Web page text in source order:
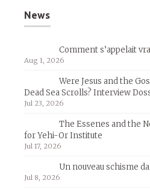
News
Comment s’appelait
Aug 1, 2026
Were Jesus and the
Dead Sea Scrolls? Interview
Jul 23, 2026
The Essenes and the
for Yehi-Or Institute
Jul 17, 2026
Un nouveau schisme
Jul 8, 2026